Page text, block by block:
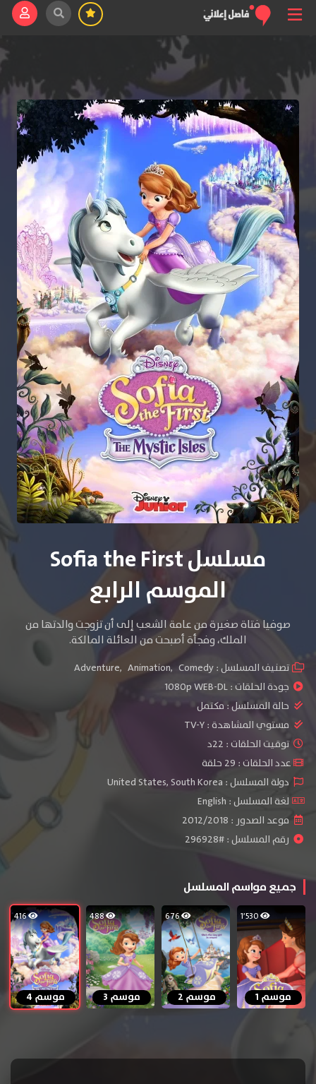
مسلسل Sofia the First
الموسم الرابع
صوفيا فتاة صغيرة من عامة الشعب إلى أن تزوجت والدتها من
الملك، وفجأة أصبحت من العائلة المالكة.
تصنيف المسلسل : Adventure, Animation, Comedy
جودة الحلقات :1080p WEB-DL
حالة المسلسل : مكتمل
مستوي المشاهدة :TV-Y
توقيت الحلقات : 22د
عدد الحلقات : 29 حلقة
دولة المسلسل : United States, South Korea
لغة المسلسل : English
موعد الصدور : 2012/2018
رقم المسلسل : #296928
جميع مواسم المسلسل
موسم 1
676
موسم 2
488
موسم 3
416
موسم 4